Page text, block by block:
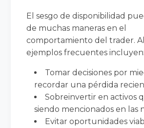
El sesgo de disponibilidad
de muchas maneras en el
comportamiento del trader.
ejemplos frecuentes incluyen:
Tomar decisiones por
recordar una pérdida
Sobreinvertir en activos
siendo mencionados en las
Evitar oportunidades